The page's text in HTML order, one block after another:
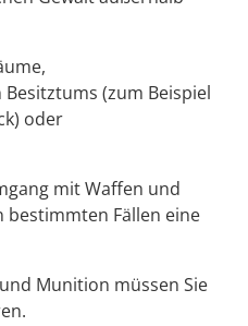
(zum Beispiel
oder
mit Waffen und
Fällen eine
Munition müssen Sie